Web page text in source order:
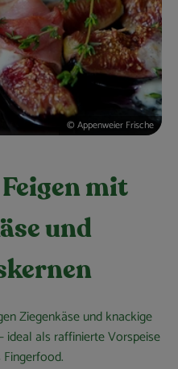
© Appenweier Frische
Feigen mit
und
Ziegenkäse und knackige
ideal als raffinierte Vorspeise